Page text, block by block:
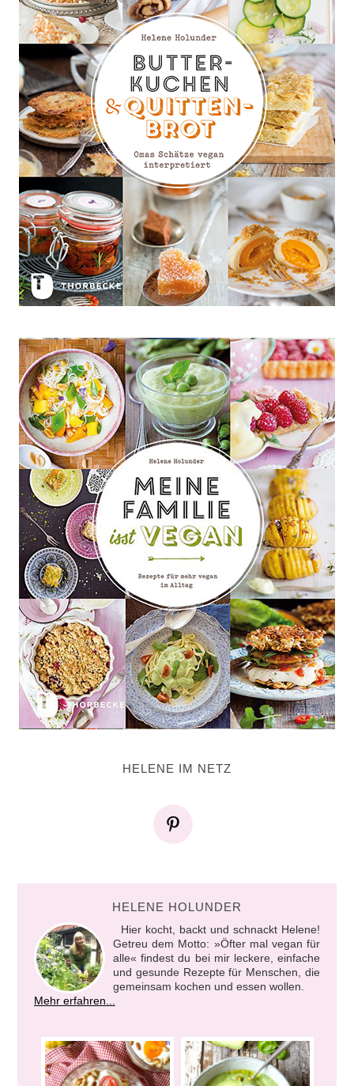
HELENE IM NETZ
HELENE HOLUNDER
Hier kocht, backt und schnackt Helene!
Getreu dem Motto: »Öfter mal vegan für
alle« findest du bei mir leckere, einfache
und gesunde Rezepte für Menschen, die
gemeinsam kochen und essen wollen.
Mehr erfahren...